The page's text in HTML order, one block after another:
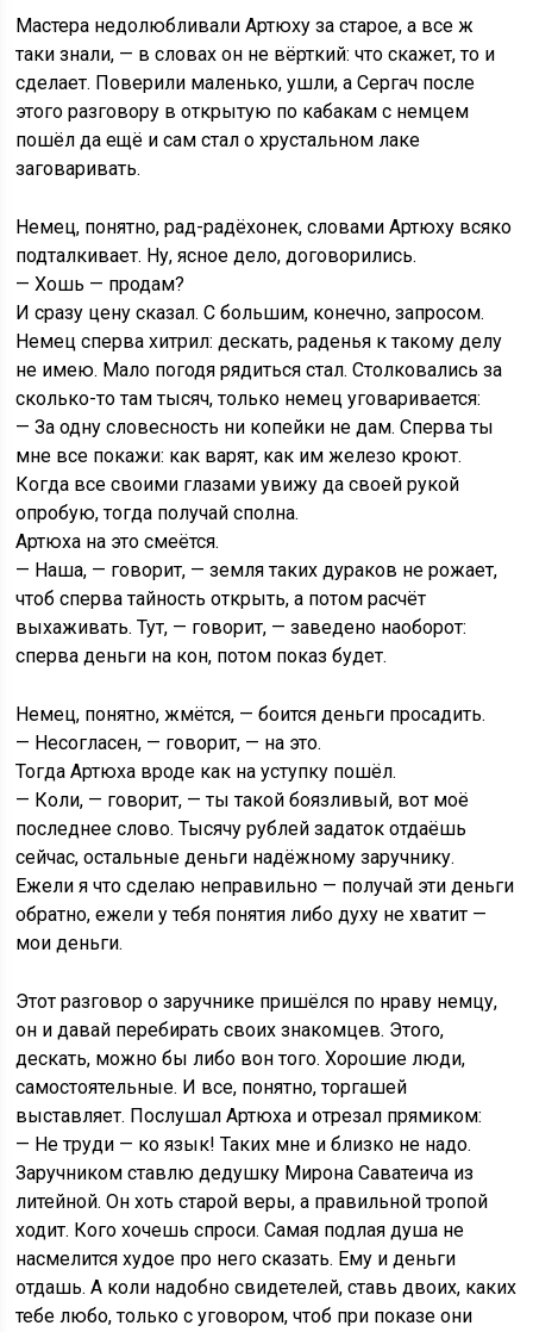
Мастера недолюбливали Артюху за старое, а все ж
таки знали, — в словах он не вёрткий: что скажет, то и
сделает. Поверили маленько, ушли, а Сергач после
этого разговору в открытую по кабакам с немцем
пошёл да ещё и сам стал о хрустальном лаке
заговаривать.
Немец, понятно, рад-радёхонек, словами Артюху всяко
подталкивает. Ну, ясное дело, договорились.
— Хошь — продам?
И сразу цену сказал. С большим, конечно, запросом.
Немец сперва хитрил: дескать, раденья к такому делу
не имею. Мало погодя рядиться стал. Столковались за
сколько-то там тысяч, только немец уговаривается:
— За одну словесность ни копейки не дам. Сперва ты
мне все покажи: как варят, как им железо кроют.
Когда все своими глазами увижу да своей рукой
опробую, тогда получай сполна.
Артюха на это смеётся.
— Наша, — говорит, — земля таких дураков не рожает,
чтоб сперва тайность открыть, а потом расчёт
выхаживать. Тут, — говорит, — заведено наоборот:
сперва деньги на кон, потом показ будет.
Немец, понятно, жмётся, — боится деньги просадить.
— Несогласен, — говорит, — на это.
Тогда Артюха вроде как на уступку пошёл.
— Коли, — говорит, — ты такой боязливый, вот моё
последнее слово. Тысячу рублей задаток отдаёшь
сейчас, остальные деньги надёжному заручнику.
Ежели я что сделаю неправильно — получай эти деньги
обратно, ежели у тебя понятия либо духу не хватит —
мои деньги.
Этот разговор о заручнике пришёлся по нраву немцу,
он и давай перебирать своих знакомцев. Этого,
дескать, можно бы либо вон того. Хорошие люди,
самостоятельные. И все, понятно, торгашей
выставляет. Послушал Артюха и отрезал прямиком:
— Не труди — ко язык! Таких мне и близко не надо.
Заручником ставлю дедушку Мирона Саватеича из
литейной. Он хоть старой веры, а правильной тропой
ходит. Кого хочешь спроси. Самая подлая душа не
насмелится худое про него сказать. Ему и деньги
отдашь. А коли надобно свидетелей, ставь двоих, каких
тебе любо, только с уговором, чтоб при показе они